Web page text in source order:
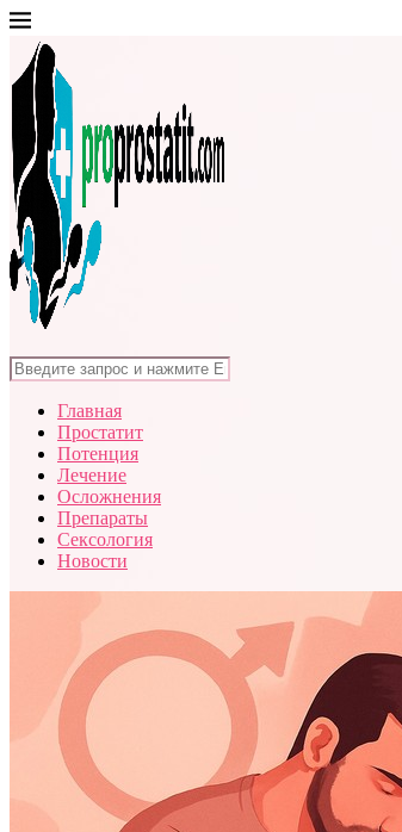
Главная
Простатит
Потенция
Лечение
Осложнения
Препараты
Сексология
Новости